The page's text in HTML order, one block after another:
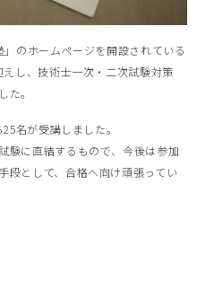
」のホームページを開設されている
し、技術士一次・二次試験対策
た。
名が受講しました。
験に直結するもので、今後は参加
段として、合格へ向け頑張ってい